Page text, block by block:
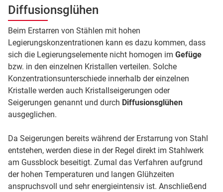
Diffusionsglühen
Beim Erstarren von Stählen mit hohen
Legierungskonzentrationen kann es dazu kommen, dass
sich die Legierungselemente nicht homogen im Gefüge
bzw. in den einzelnen Kristallen verteilen. Solche
Konzentrationsunterschiede innerhalb der einzelnen
Kristalle werden auch Kristallseigerungen oder
Seigerungen genannt und durch Diffusionsglühen
ausgeglichen.
Da Seigerungen bereits während der Erstarrung von Stahl
entstehen, werden diese in der Regel direkt im Stahlwerk
am Gussblock beseitigt. Zumal das Verfahren aufgrund
der hohen Temperaturen und langen Glühzeiten
anspruchsvoll und sehr energieintensiv ist. Anschließend